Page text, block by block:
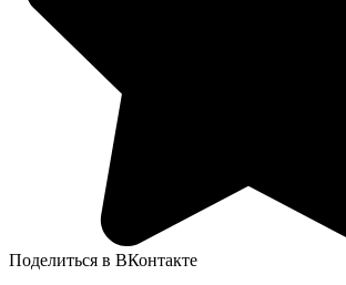
Поделиться в ВКонтакте